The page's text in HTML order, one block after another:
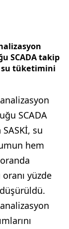
SCADA takip
su tüketimini
SCADA
su
hem
yüzde
düşürüldü.